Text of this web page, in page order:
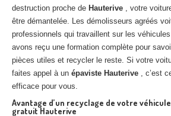
DOCUMENTS À JOINDRE
VÉHICULES
CONTACT
01 83 64 20 40
destruction proche de Hauterive , votre
être démantelée. Les démolisseurs agréés
professionnels qui travaillent sur les
avons reçu une formation complète pour
pièces utiles et recycler le reste. Si votre
faites appel à un épaviste Hauterive , c’est
efficace pour vous.
Avantage d’un recyclage de votre
gratuit Hauterive